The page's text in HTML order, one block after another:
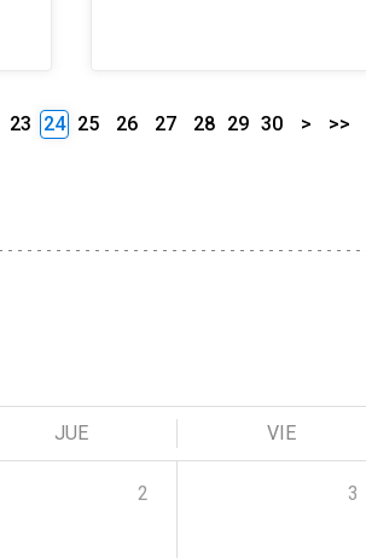
23 24 25 26 27 28 29 30 > >>
JUE VIE
2 3